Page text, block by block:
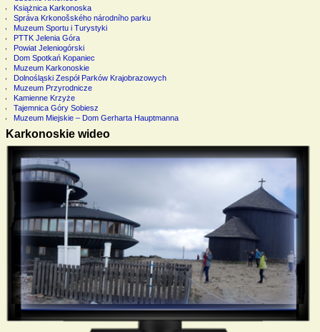
Książnica Karkonoska
Správa Krkonošského národního parku
Muzeum Sportu i Turystyki
PTTK Jelenia Góra
Powiat Jeleniogórski
Dom Spotkań Kopaniec
Muzeum Karkonoskie
Dolnośląski Zespół Parków Krajobrazowych
Muzeum Przyrodnicze
Kamienne Krzyże
Tajemnica Góry Sobiesz
Muzeum Miejskie – Dom Gerharta Hauptmanna
Karkonoskie wideo